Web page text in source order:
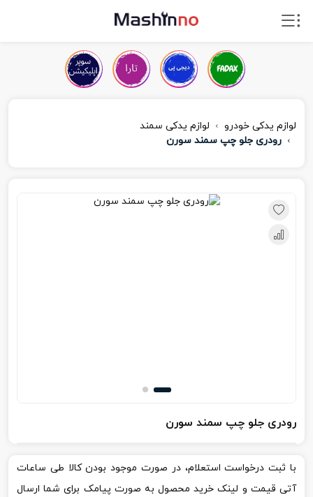
لوازم یدکی خودرو
لوازم یدکی سمند
رودری جلو چپ سمند سورن
رودری جلو چپ سمند سورن
با ثبت درخواست استعلام، در صورت موجود بودن کالا طی ساعات
آتی قیمت و لینک خرید محصول به صورت پیامک برای شما ارسال